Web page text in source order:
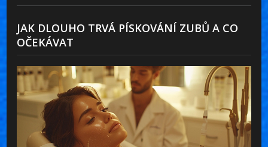
JAK DLOUHO TRVÁ PÍSKOVÁNÍ ZUBŮ A CO
OČEKÁVAT